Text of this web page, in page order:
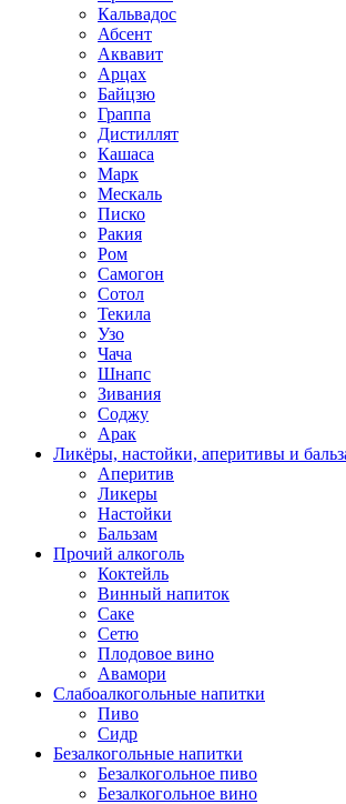
Кальвадос
Абсент
Аквавит
Арцах
Байцзю
Граппа
Дистиллят
Кашаса
Марк
Мескаль
Писко
Ракия
Ром
Самогон
Сотол
Текила
Узо
Чача
Шнапс
Зивания
Соджу
Арак
Ликёры, настойки, аперитивы и
Аперитив
Ликеры
Настойки
Бальзам
Прочий алкоголь
Коктейль
Винный напиток
Саке
Сетю
Плодовое вино
Авамори
Слабоалкогольные напитки
Пиво
Сидр
Безалкогольные напитки
Безалкогольное пиво
Безалкогольное вино